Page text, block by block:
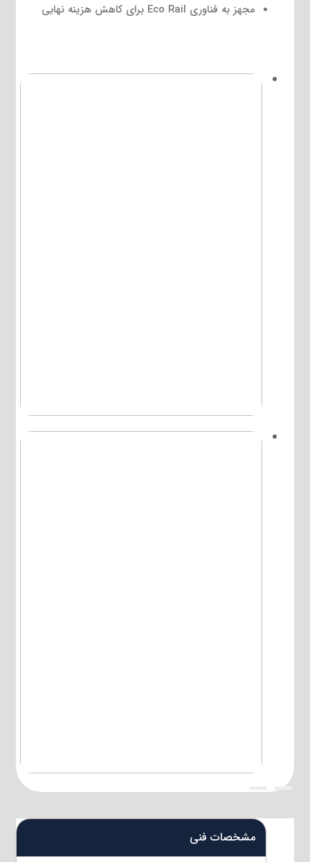
مجهز به فناوری Eco Rail برای کاهش هزینه نهایی
{title}
{title}
مشخصات فنی